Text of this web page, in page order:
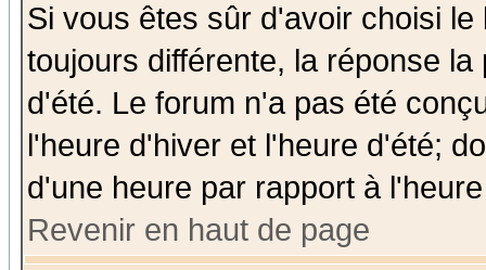
Si vous êtes sûr d'avoir choisi
toujours différente, la réponse
d'été. Le forum n'a pas été
l'heure d'hiver et l'heure d'été;
d'une heure par rapport à
Revenir en haut de page